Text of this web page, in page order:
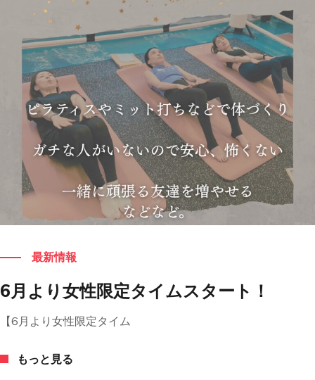
最新情報
6月より女性限定タイムスタート！
【6月より女性限定タイム
もっと見る